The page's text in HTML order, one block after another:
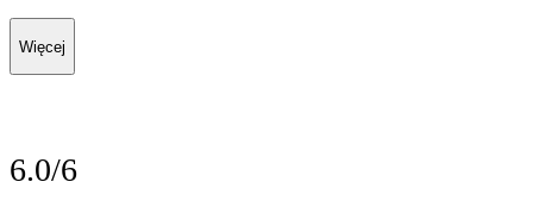
Więcej
6.0/6